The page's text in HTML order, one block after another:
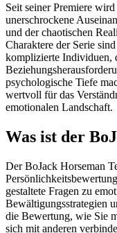
Seit seiner Premiere
unerschrockene
und der chaotischen
Charaktere der Serie
komplizierte Individuen,
psychologische Tiefe
wertvoll für das
emotionalen Landschaft.
Was ist der
Der BoJack Horseman
gestaltete Fragen zu
Bewältigungsstrategien
die Bewertung, wie Sie
sich mit anderen